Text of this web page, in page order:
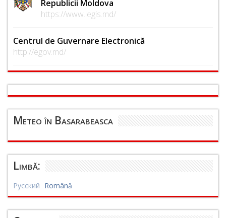
Republicii Moldova
https://www.legis.md/
Centrul de Guvernare Electronică
http://egov.md/
Meteo în Basarabeasca
Limbă:
Русский Română